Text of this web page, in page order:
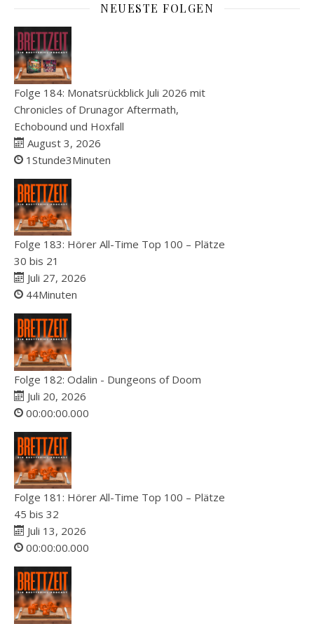
NEUESTE FOLGEN
Folge 184: Monatsrückblick Juli 2026 mit
Chronicles of Drunagor Aftermath,
Echobound und Hoxfall
August 3, 2026
1Stunde3Minuten
Folge 183: Hörer All-Time Top 100 – Plätze
30 bis 21
Juli 27, 2026
44Minuten
Folge 182: Odalin - Dungeons of Doom
Juli 20, 2026
00:00:00.000
Folge 181: Hörer All-Time Top 100 – Plätze
45 bis 32
Juli 13, 2026
00:00:00.000